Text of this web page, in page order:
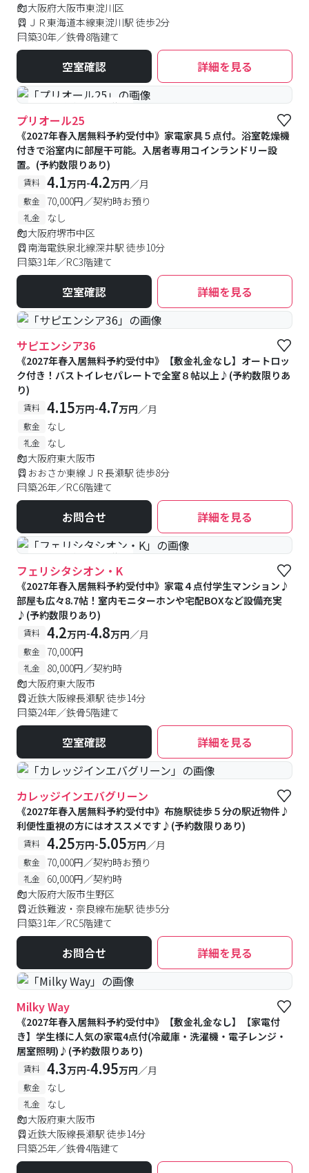
大阪府大阪市東淀川区
ＪＲ東海道本線東淀川駅 徒歩2分
築30年／鉄骨8階建て
空室確認 詳細を見る
#予約受付中 #空室待ち
プリオール25
《2027年春入居無料予約受付中》家電家具５点付。浴室乾燥機
付きで浴室内に部屋干可能。入居者専用コインランドリー設
置。(予約数限りあり)
賃料 4.1万円-4.2万円／月
敷金 70,000円／契約時お預り
礼金
なし
大阪府堺市中区
南海電鉄泉北線深井駅 徒歩10分
築31年／RC3階建て
空室確認 詳細を見る
サピエンシア36
《2027年春入居無料予約受付中》【敷金礼金なし】オートロッ
ク付き！バストイレセパレートで全室８帖以上♪(予約数限りあ
り)
賃料 4.15万円-4.7万円／月
敷金 なし
礼金
なし
大阪府東大阪市
おおさか東線ＪＲ長瀬駅 徒歩8分
築26年／RC6階建て
お問合せ 詳細を見る
#予約受付中 #空室待ち
フェリシタシオン・K
《2027年春入居無料予約受付中》家電４点付学生マンション♪
部屋も広々8.7帖！室内モニターホンや宅配BOXなど設備充実
♪(予約数限りあり)
賃料 4.2万円-4.8万円／月
敷金 70,000円
礼金
80,000円／契約時
大阪府東大阪市
近鉄大阪線長瀬駅 徒歩14分
築24年／鉄骨5階建て
空室確認 詳細を見る
カレッジインエバグリーン
《2027年春入居無料予約受付中》布施駅徒歩５分の駅近物件♪
利便性重視の方にはオススメです♪(予約数限りあり)
賃料 4.25万円-5.05万円／月
敷金 70,000円／契約時お預り
礼金
60,000円／契約時
大阪府大阪市生野区
近鉄難波・奈良線布施駅 徒歩5分
築31年／RC5階建て
お問合せ 詳細を見る
Milky Way
《2027年春入居無料予約受付中》【敷金礼金なし】【家電付
き】学生様に人気の家電4点付(冷蔵庫・洗濯機・電子レンジ・
居室照明)♪(予約数限りあり)
賃料 4.3万円-4.95万円／月
敷金 なし
礼金
なし
大阪府東大阪市
近鉄大阪線長瀬駅 徒歩14分
築25年／鉄骨4階建て